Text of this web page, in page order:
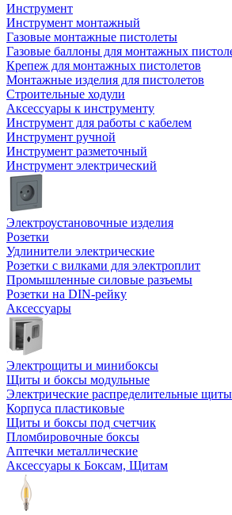
Инструмент
Инструмент монтажный
Газовые монтажные пистолеты
Газовые баллоны для монтажных
Крепеж для монтажных пистолетов
Монтажные изделия для пистолетов
Строительные ходули
Аксессуары к инструменту
Инструмент для работы с кабелем
Инструмент ручной
Инструмент разметочный
Инструмент электрический
Электроустановочные изделия
Розетки
Удлинители электрические
Розетки с вилками для электроплит
Промышленные силовые разъемы
Розетки на DIN-рейку
Аксессуары
Электрощиты и минибоксы
Щиты и боксы модульные
Электрические распределительные щиты
Корпуса пластиковые
Щиты и боксы под счетчик
Пломбировочные боксы
Аптечки металлические
Аксессуары к Боксам, Щитам